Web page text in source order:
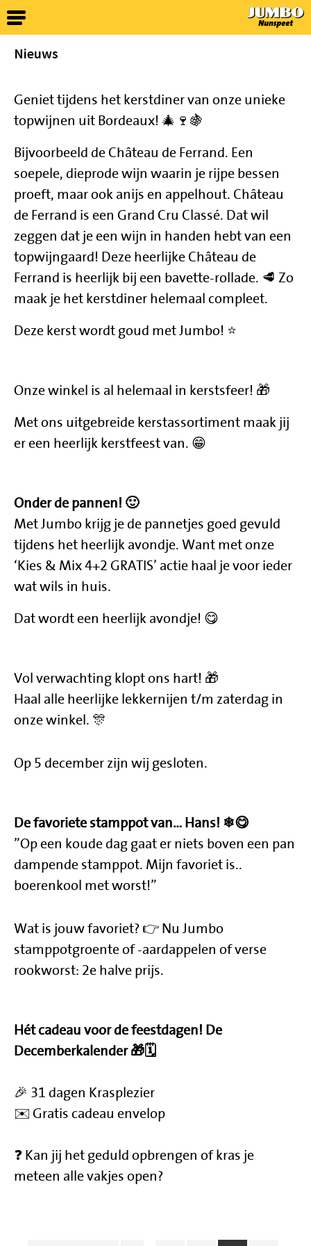
Nieuws
Geniet tijdens het kerstdiner van onze unieke
topwijnen uit Bordeaux! 🎄🍷🍇
Bijvoorbeeld de Château de Ferrand. Een
soepele, dieprode wijn waarin je rijpe bessen
proeft, maar ook anijs en appelhout. Château
de Ferrand is een Grand Cru Classé. Dat wil
zeggen dat je een wijn in handen hebt van een
topwijngaard! Deze heerlijke Château de
Ferrand is heerlijk bij een bavette-rollade. 🥩 Zo
maak je het kerstdiner helemaal compleet.
Deze kerst wordt goud met Jumbo! ⭐️
Onze winkel is al helemaal in kerstsfeer! 🎁
Met ons uitgebreide kerstassortiment maak jij
er een heerlijk kerstfeest van. 😁
Onder de pannen! 🙂
Met Jumbo krijg je de pannetjes goed gevuld
tijdens het heerlijk avondje. Want met onze
‘Kies & Mix 4+2 GRATIS’ actie haal je voor ieder
wat wils in huis.
Dat wordt een heerlijk avondje! 😋
Vol verwachting klopt ons hart! 🎁
Haal alle heerlijke lekkernijen t/m zaterdag in
onze winkel. 🎊
Op 5 december zijn wij gesloten.
De favoriete stamppot van… Hans! ❄😋
”Op een koude dag gaat er niets boven een pan
dampende stamppot. Mijn favoriet is..
boerenkool met worst!”
Wat is jouw favoriet? 👉 Nu Jumbo
stamppotgroente of -aardappelen of verse
rookworst: 2e halve prijs.
Hét cadeau voor de feestdagen! De
Decemberkalender 🎁🗓
🎉 31 dagen Krasplezier
✉️ Gratis cadeau envelop
❓ Kan jij het geduld opbrengen of kras je
meteen alle vakjes open?